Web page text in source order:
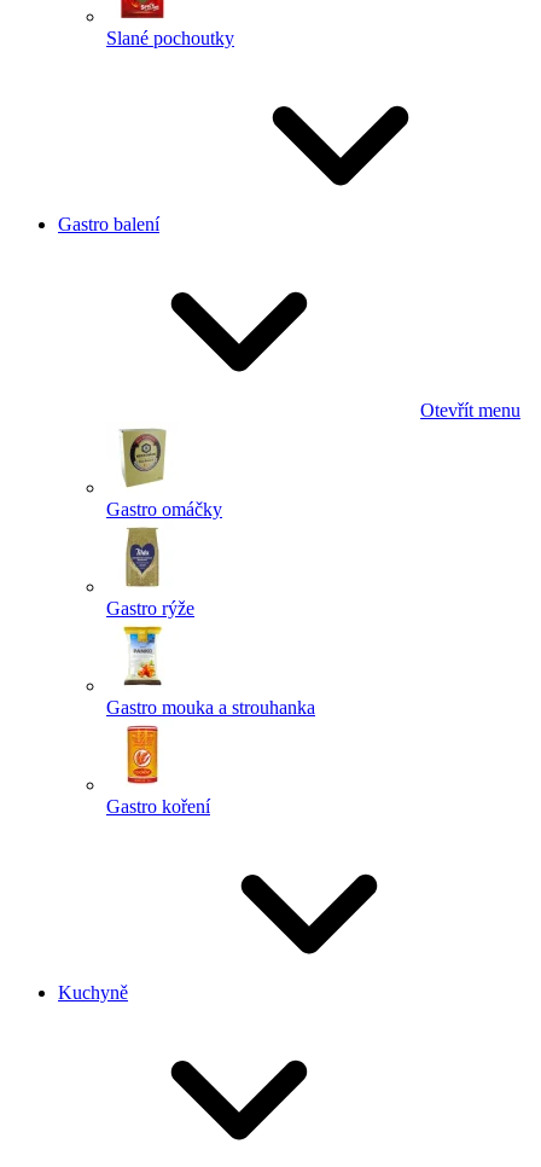
Slané pochoutky
Gastro balení
Otevřít menu
Gastro omáčky
Gastro rýže
Gastro mouka a strouhanka
Gastro koření
Kuchyně